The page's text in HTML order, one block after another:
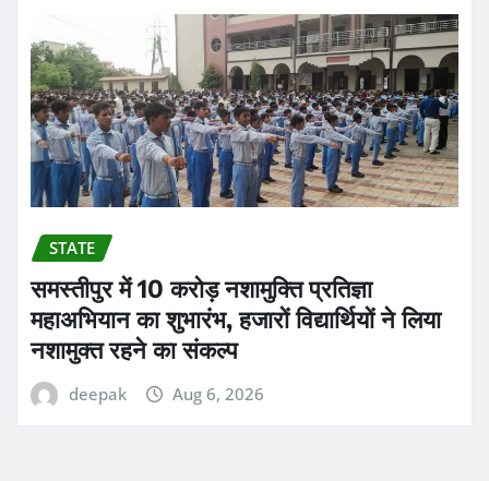
STATE
समस्तीपुर में 10 करोड़ नशामुक्ति प्रतिज्ञा
महाअभियान का शुभारंभ, हजारों विद्यार्थियों ने लिया
नशामुक्त रहने का संकल्प
deepak Aug 6, 2026